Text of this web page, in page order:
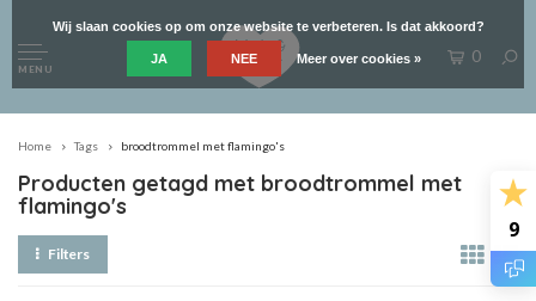
9
MENU
0
Home Tags broodtrommel met flamingo's
Producten getagd met broodtrommel met
flamingo's
Filters
Wij slaan cookies op om onze website te verbeteren. Is dat akkoord?
JA NEE Meer over cookies »